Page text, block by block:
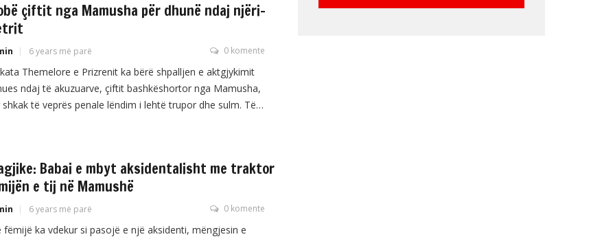
çiftit nga Mamusha për dhunë ndaj njëri-
6 years më parë 0 komente
Themelore e Prizrenit ka bërë shpalljen e aktgjykimit
ndaj të akuzuarve, çiftit bashkëshortor nga Mamusha,
shkak të veprës penale lëndim i lehtë trupor dhe sulm. Të
Babai e mbyt aksidentalisht me traktor
e tij në Mamushë
6 years më parë 0 komente
fëmijë ka vdekur si pasojë e një aksidenti, mëngjesin e